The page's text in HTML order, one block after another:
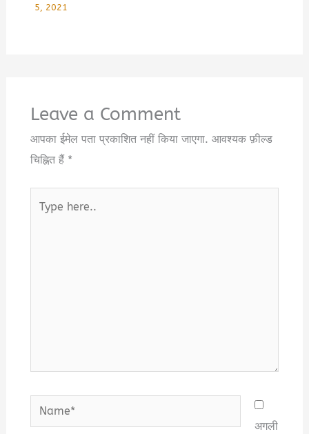
5, 2021
Leave a Comment
आपका ईमेल पता प्रकाशित नहीं किया जाएगा. आवश्यक फ़ील्ड
चिह्नित हैं *
here..
Name*
अगली